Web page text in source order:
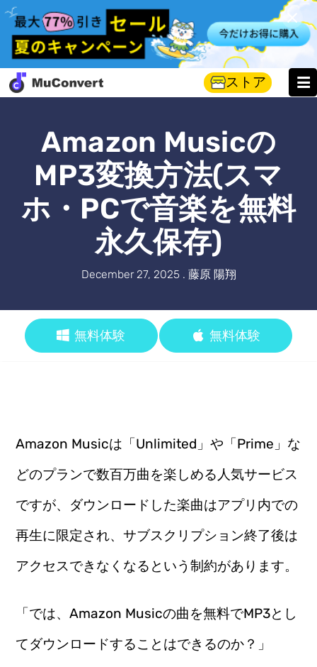
ストア
Amazon Musicの
MP3変換方法(スマ
ホ・PCで音楽を無料
永久保存)
December 27, 2025 . 藤原 陽翔
無料体験 無料体験
Amazon Musicは「Unlimited」や「Prime」な
どのプランで数百万曲を楽しめる人気サービス
ですが、ダウンロードした楽曲はアプリ内での
再生に限定され、サブスクリプション終了後は
アクセスできなくなるという制約があります。
「では、Amazon Musicの曲を無料でMP3とし
てダウンロードすることはできるのか？」